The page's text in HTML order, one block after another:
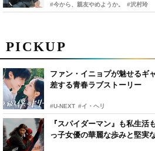
PICKUP
ファン・イニョプが魅せるギ
差する青春ラブストーリー
#U-NEXT #イ・ヘリ
『スパイダーマン』も私生
っ子女優の華麗な歩みと堅実
#今から、親友やめようか。 #沢村玲